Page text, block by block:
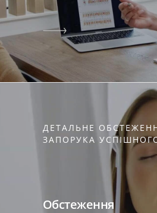
ДЕТАЛЬНЕ
ЗАПОРУКА
Обстеження